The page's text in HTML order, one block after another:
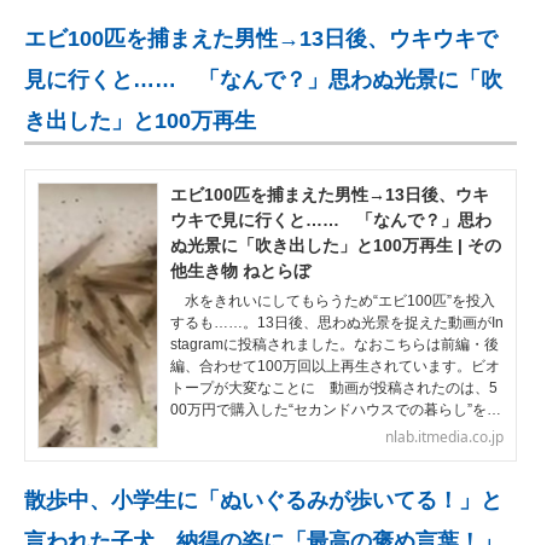
建設×テクノロジーの最前線
ちょっと気になるネットの話題
エビ100匹を捕まえた男性→13日後、ウキウキで
見に行くと…… 「なんで？」思わぬ光景に「吹
き出した」と100万再生
エビ100匹を捕まえた男性→13日後、ウキ
ウキで見に行くと…… 「なんで？」思わ
ぬ光景に「吹き出した」と100万再生 | その
他生き物 ねとらぼ
水をきれいにしてもらうため“エビ100匹”を投入
するも……。13日後、思わぬ光景を捉えた動画がIn
stagramに投稿されました。なおこちらは前編・後
編、合わせて100万回以上再生されています。ビオ
トープが大変なことに 動画が投稿されたのは、5
00万円で購入した“セカンドハウスでの暮らし”を…
nlab.itmedia.co.jp
散歩中、小学生に「ぬいぐるみが歩いてる！」と